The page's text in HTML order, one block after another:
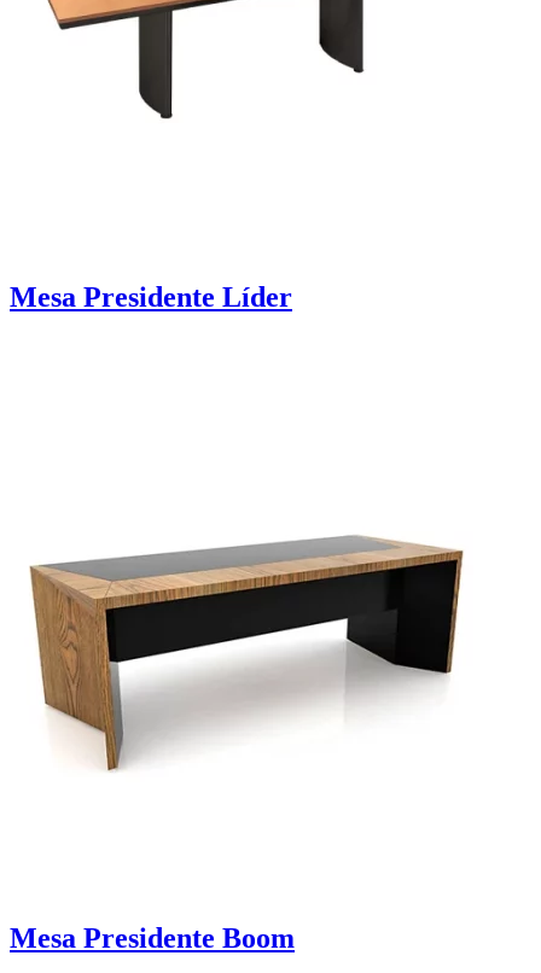
Mesa Presidente Líder
Mesa Presidente Boom